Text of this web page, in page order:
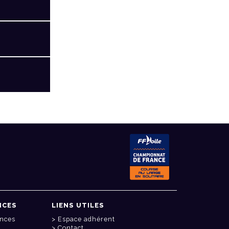
LIENS UTILES
Espace adhérent